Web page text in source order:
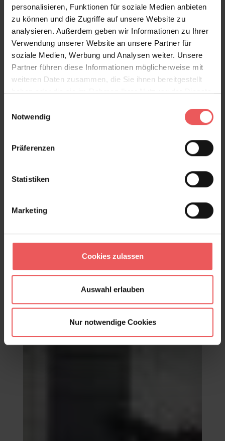
personalisieren, Funktionen für soziale Medien anbieten
zu können und die Zugriffe auf unsere Website zu
analysieren. Außerdem geben wir Informationen zu Ihrer
Verwendung unserer Website an unsere Partner für
soziale Medien, Werbung und Analysen weiter. Unsere
Partner führen diese Informationen möglicherweise mit
weiteren Daten zusammen, die Sie ihnen bereitgestellt
haben oder die sie im Rahmen Ihrer Nutzung der Dienste
Notwendig
Präferenzen
Statistiken
Marketing
Cookies zulassen
Auswahl erlauben
Nur notwendige Cookies